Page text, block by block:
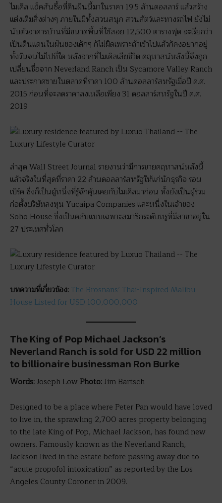
ไมเคิล แจ็คสันซื้อที่ดินผืนนี้มาในราคา 19.5 ล้านดอลลาร์ แล้วสร้าง
แต่งเติมสิ่งต่างๆ ภายในมีทั้งสวนสนุก สวนสัตว์และทางรถไฟ ยังไม่
นับตัวอาคารบ้านที่มีขนาดพื้นที่ใช้สอย 12,500 ตารางฟุต จะเรียกว่า
เป็นดินแดนในฝันของเด็กๆ ก็ไม่ผิดเพราะถ้าเข้าไปแล้วก็คงอยากอยู่
ทั้งวันจนไม่ไปที่ใด หลังจากที่ไมเคิลเสียชีวิต คฤหาสน์หลังนี้จึงถูก
เปลี่ยนชื่อจาก Neverland Ranch เป็น Sycamore Valley Ranch
และประกาศขายในตลาดที่ราคา 100 ล้านดอลลาร์สหรัฐเมื่อปี ค.ศ.
2015 ก่อนที่จะลดราคาลงเหลือเพียง 31 ดอลลาร์สหรัฐในปี ค.ศ.
2019
ล่าสุด Wall Street Journal รายงานว่ามีการขายคฤหาสน์หลังนี้
แล้วจริงในที่สุดที่ราคา 22 ล้านดอลลาร์สหรัฐให้แก่นักธุรกิจ รอน
เบิร์ค ซึ่งก็เป็นผู้หนึ่งที่รู้จักคุ้นเคยกับไมเคิลมาก่อน ทั้งยังเป็นผู้ร่วม
ก่อตั้งบริษัทลงทุน Yucaipa Companies และหนึ่งในเจ้าของ
Soho House ซึ่งเป็นคลับแบบเฉพาะสมาชิกระดับหรูที่มีสาขาอยู่ใน
27 ประเทศทั่วโลก
บทความที่เกี่ยวข้อง:The Brosnans’ Thai-Inspired Malibu
House Listed for USD 100,000,000
The King of Pop Michael Jackson’s
Neverland Ranch is sold for USD 22 million
to billionaire businessman Ron Burke
Words: Joseph Low Photo: Jim Bartsch
Designed to be a place where Peter Pan would have loved
to live in, the sprawling 2,700 acres property belonging
to the late King of Pop, Michael Jackson, has found new
owners. Famously known as the Neverland Ranch,
Jackson lived in the estate before passing away due to
“acute propofol intoxication” as reported by the Los
Angeles County Coroner in 2009.